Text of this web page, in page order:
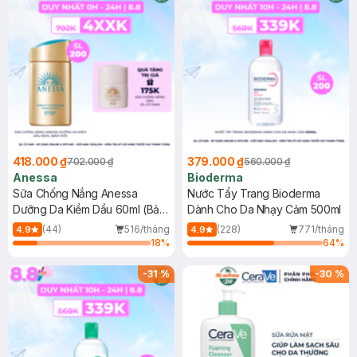
418.000 ₫702.000 ₫
Anessa
Sữa Chống Nắng Anessa
Dưỡng Da Kiềm Dầu 60ml (Bản
Mới)
4.9 (44)
516/tháng
18%
379.000 ₫560.000 ₫
Bioderma
Nước Tẩy Trang Bioderma
Dành Cho Da Nhạy Cảm 500ml
4.9 (228)
771/tháng
64%
-31% -30 %